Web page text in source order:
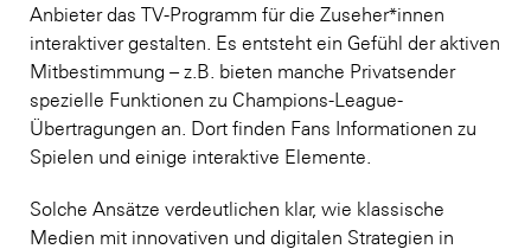
Anbieter das TV-Programm für die Zuseher*innen
interaktiver gestalten. Es entsteht ein Gefühl der aktiven
Mitbestimmung – z.B. bieten manche Privatsender
spezielle Funktionen zu Champions-League-
Übertragungen an. Dort finden Fans Informationen zu
Spielen und einige interaktive Elemente.
Solche Ansätze verdeutlichen klar, wie klassische
Medien mit innovativen und digitalen Strategien in